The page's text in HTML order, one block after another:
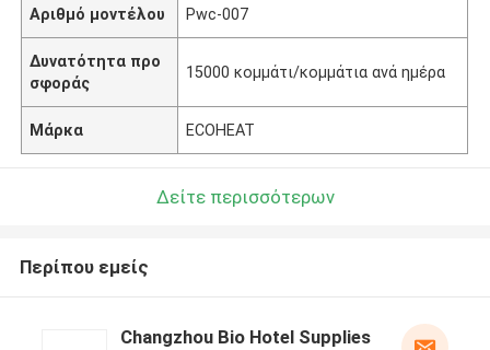
Αριθμό μοντέλου Pwc-007
Δυνατότητα προ
σφοράς
15000 κομμάτι/κομμάτια ανά ημέρα
Μάρκα ECOHEAT
Δείτε περισσότερων
Περίπου εμείς
Changzhou Bio Hotel Supplies